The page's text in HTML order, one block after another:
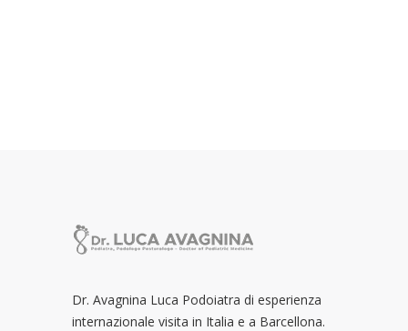
Dr. Avagnina Luca Podoiatra di esperienza
internazionale visita in Italia e a Barcellona.